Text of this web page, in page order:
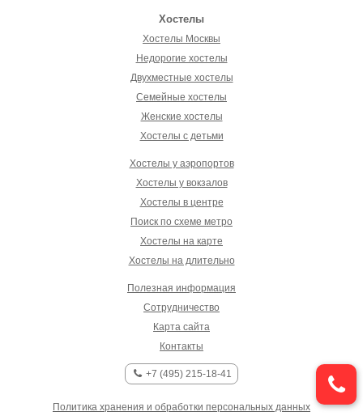
Хостелы
Хостелы Москвы
Недорогие хостелы
Двухместные хостелы
Семейные хостелы
Женские хостелы
Хостелы с детьми
Хостелы у аэропортов
Хостелы у вокзалов
Хостелы в центре
Поиск по схеме метро
Хостелы на карте
Хостелы на длительно
Полезная информация
Сотрудничество
Карта сайта
Контакты
+7 (495) 215-18-41
Политика хранения и обработки персональных данных